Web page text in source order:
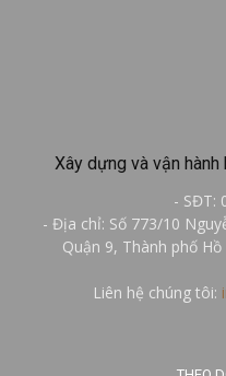
Xây dựng và vận
- SĐT:
- Địa chỉ: Số 773/10
Quận 9, Thành phố
Liên hệ chúng tôi: